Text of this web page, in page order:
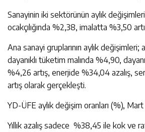
Sanayinin iki sektörünün aylık
ocakçılığında %2,38, imalatta %3,50
Ana sanayi gruplarının aylık değişimleri;
dayanıklı tüketim malında %4,90,
%4,26 artış, enerjide %34,04 azalış,
artış olarak gerçekleşti.
YD-ÜFE aylık değişim oranları (%),
Yıllık azalış sadece %38,45 ile kok ve